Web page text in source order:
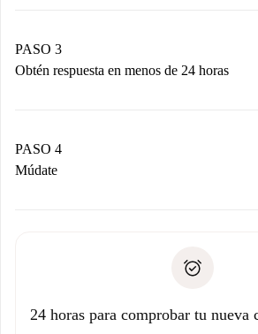
propietario acepte.
PASO 3
Obtén respuesta en menos de 24 horas
contacto con el propietario.
Si es rechazada: No te haremos
Prueba de solvencia
PASO 4
Múdate
no nos comunicas ningún problema.
24 horas para comprobar tu nueva